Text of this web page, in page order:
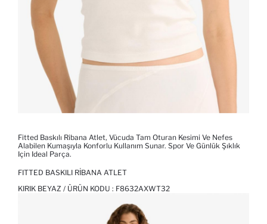
Fitted Baskılı Ribana Atlet, Vücuda Tam Oturan Kesimi Ve Nefes
Alabilen Kumaşıyla Konforlu Kullanım Sunar. Spor Ve Günlük Şıklık
Için Ideal Parça.
FITTED BASKILI RIBANA ATLET
KIRIK BEYAZ / ÜRÜN KODU : F8632AXWT32